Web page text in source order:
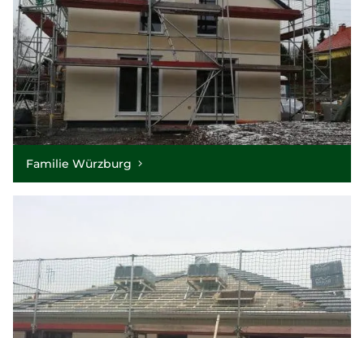
Familie Würzburg